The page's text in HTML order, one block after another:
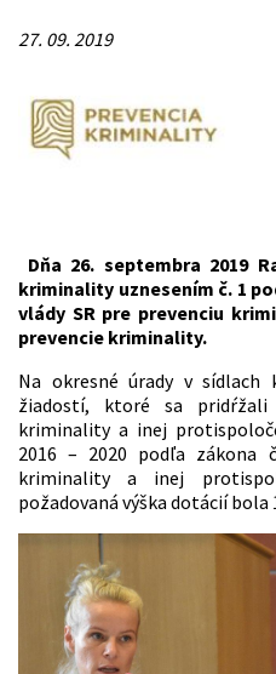
27. 09. 2019
Dňa 26. septembra 2019
kriminality uznesením č. 1
vlády SR pre prevenciu
prevencie kriminality.
Na okresné úrady v sídlach
žiadostí, ktoré sa
kriminality a inej
2016 – 2020 podľa zákona
kriminality a inej
požadovaná výška dotácií bola